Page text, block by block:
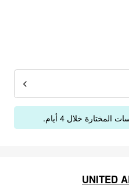
خلال 4 أيام.
UNITED